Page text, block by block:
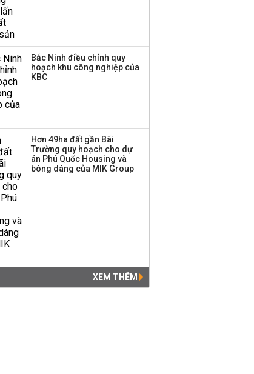
Bắc Ninh điều chỉnh quy
hoạch khu công nghiệp của
KBC
Hơn 49ha đất gần Bãi
Trường quy hoạch cho dự
án Phú Quốc Housing và
bóng dáng của MIK Group
XEM THÊM